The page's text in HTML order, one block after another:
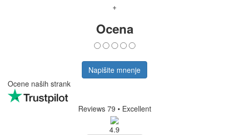
+
Ocena
Napišite mnenje
Ocene naših strank
Reviews 79 • Excellent
4.9